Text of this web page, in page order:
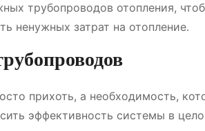
трубопроводов отопления,
ненужных затрат на отопление․
прихоть, а необходимость,
эффективность системы в